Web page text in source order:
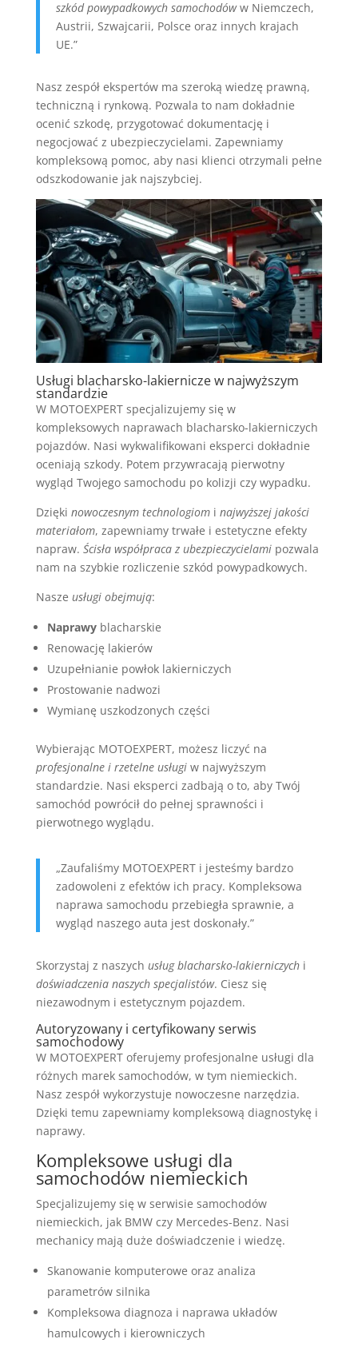
szkód powypadkowych samochodóww Niemczech,
Austrii, Szwajcarii, Polsce oraz innych krajach
UE.”
Nasz zespół ekspertów ma szeroką wiedzę prawną,
techniczną i rynkową. Pozwala to nam dokładnie
ocenić szkodę, przygotować dokumentację i
negocjować z ubezpieczycielami. Zapewniamy
kompleksową pomoc, aby nasi klienci otrzymali pełne
odszkodowanie jak najszybciej.
Usługi blacharsko-lakiernicze w najwyższym
standardzie
W MOTOEXPERT specjalizujemy się w
kompleksowych naprawach blacharsko-lakierniczych
pojazdów. Nasi wykwalifikowani eksperci dokładnie
oceniają szkody. Potem przywracają pierwotny
wygląd Twojego samochodu po kolizji czy wypadku.
Dzięki nowoczesnym technologiomi najwyższej jakości
materiałom, zapewniamy trwałe i estetyczne efekty
napraw. Ścisła współpraca z ubezpieczycielamipozwala
nam na szybkie rozliczenie szkód powypadkowych.
Nasze usługi obejmują:
Naprawyblacharskie
Renowację lakierów
Uzupełnianie powłok lakierniczych
Prostowanie nadwozi
Wymianę uszkodzonych części
Wybierając MOTOEXPERT, możesz liczyć na
profesjonalne i rzetelne usługiw najwyższym
standardzie. Nasi eksperci zadbają o to, aby Twój
samochód powrócił do pełnej sprawności i
pierwotnego wyglądu.
„Zaufaliśmy MOTOEXPERT i jesteśmy bardzo
zadowoleni z efektów ich pracy. Kompleksowa
naprawa samochodu przebiegła sprawnie, a
wygląd naszego auta jest doskonały.”
Skorzystaj z naszych usług blacharsko-lakierniczychi
doświadczenia naszych specjalistów. Ciesz się
niezawodnym i estetycznym pojazdem.
Autoryzowany i certyfikowany serwis
samochodowy
W MOTOEXPERT oferujemy profesjonalne usługi dla
różnych marek samochodów, w tym niemieckich.
Nasz zespół wykorzystuje nowoczesne narzędzia.
Dzięki temu zapewniamy kompleksową diagnostykę i
naprawy.
Kompleksowe usługi dla
samochodów niemieckich
Specjalizujemy się w serwisie samochodów
niemieckich, jak BMW czy Mercedes-Benz. Nasi
mechanicy mają duże doświadczenie i wiedzę.
Skanowanie komputerowe oraz analiza
parametrów silnika
Kompleksowa diagnoza i naprawa układów
hamulcowych i kierowniczych